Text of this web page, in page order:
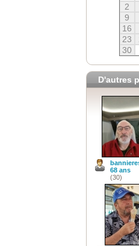
2
9
16
23
30
D'autres
68 ans
(30)